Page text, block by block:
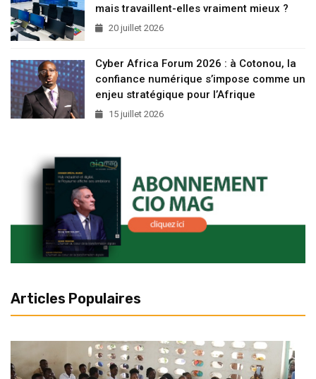
mais travaillent-elles vraiment mieux ?
20 juillet 2026
Cyber Africa Forum 2026 : à Cotonou, la
confiance numérique s’impose comme un
enjeu stratégique pour l’Afrique
15 juillet 2026
Articles Populaires